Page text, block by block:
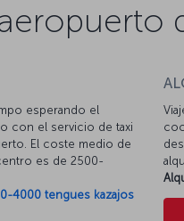
esperando el
con el servicio de taxi
El coste medio de
es de 2500-
4000 tengues kazajos